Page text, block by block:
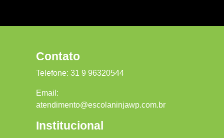
Contato
Telefone: 31 9 96320544
Email:
atendimento@escolaninjawp.com.br
Institucional